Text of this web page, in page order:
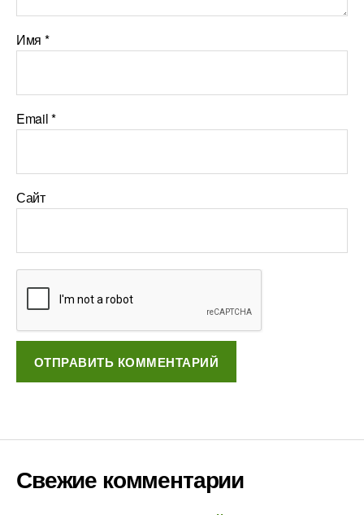
Имя *
Email*
Сайт
Свежие комментарии